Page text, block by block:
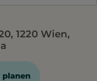
1220 Wien,